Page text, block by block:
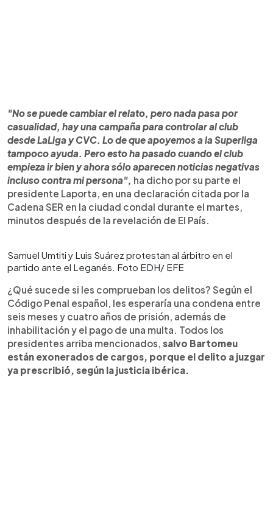
"No se puede cambiar el relato, pero nada pasa por
casualidad, hay una campaña para controlar al club
desde LaLiga y CVC. Lo de que apoyemos a la Superliga
tampoco ayuda. Pero esto ha pasado cuando el club
empieza ir bien y ahora sólo aparecen noticias negativas
incluso contra mi persona", ha dicho por su parte el
presidente Laporta, en una declaración citada por la
Cadena SER en la ciudad condal durante el martes,
minutos después de la revelación de El País.
Samuel Umtiti y Luis Suárez protestan al árbitro en el
partido ante el Leganés. Foto EDH/ EFE
¿Qué sucede si les comprueban los delitos? Según el
Código Penal español, les esperaría una condena entre
seis meses y cuatro años de prisión, además de
inhabilitación y el pago de una multa. Todos los
presidentes arriba mencionados, salvo Bartomeu
están exonerados de cargos, porque el delito a juzgar
ya prescribió, según la justicia ibérica.